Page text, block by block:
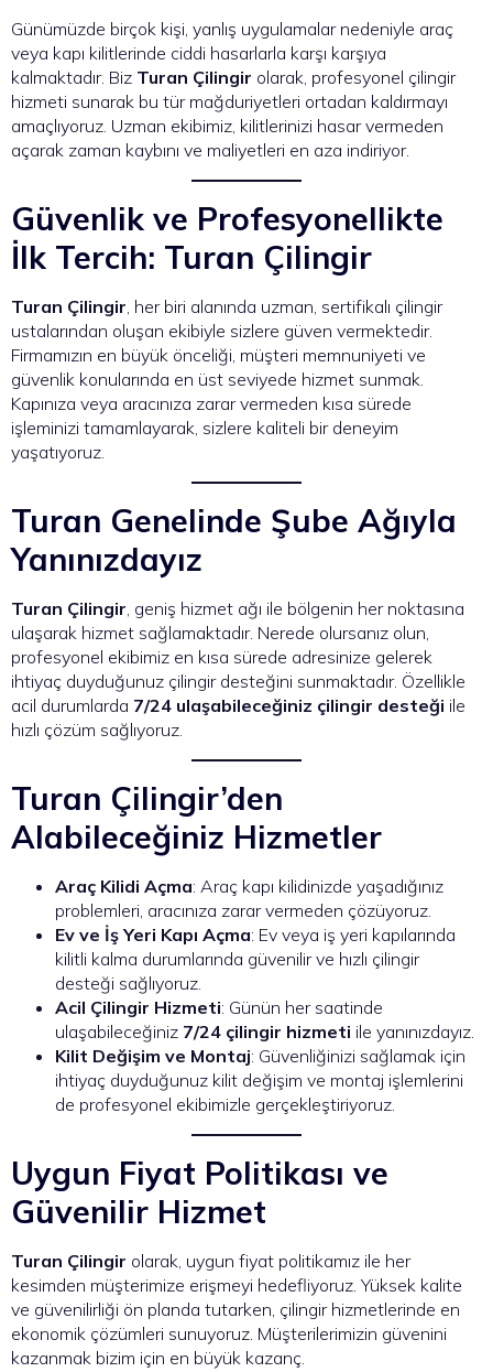
Günümüzde birçok kişi, yanlış uygulamalar nedeniyle araç
veya kapı kilitlerinde ciddi hasarlarla karşı karşıya
kalmaktadır. Biz Turan Çilingir olarak, profesyonel çilingir
hizmeti sunarak bu tür mağduriyetleri ortadan kaldırmayı
amaçlıyoruz. Uzman ekibimiz, kilitlerinizi hasar vermeden
açarak zaman kaybını ve maliyetleri en aza indiriyor.
Güvenlik ve Profesyonellikte
İlk Tercih: Turan Çilingir
Turan Çilingir , her biri alanında uzman, sertifikalı çilingir
ustalarından oluşan ekibiyle sizlere güven vermektedir.
Firmamızın en büyük önceliği, müşteri memnuniyeti ve
güvenlik konularında en üst seviyede hizmet sunmak.
Kapınıza veya aracınıza zarar vermeden kısa sürede
işleminizi tamamlayarak, sizlere kaliteli bir deneyim
yaşatıyoruz.
Turan Genelinde Şube Ağıyla
Yanınızdayız
Turan Çilingir , geniş hizmet ağı ile bölgenin her noktasına
ulaşarak hizmet sağlamaktadır. Nerede olursanız olun,
profesyonel ekibimiz en kısa sürede adresinize gelerek
ihtiyaç duyduğunuz çilingir desteğini sunmaktadır. Özellikle
acil durumlarda 7/24 ulaşabileceğiniz çilingir desteği ile
hızlı çözüm sağlıyoruz.
Turan Çilingir’den
Alabileceğiniz Hizmetler
Araç Kilidi Açma: Araç kapı kilidinizde yaşadığınız
problemleri, aracınıza zarar vermeden çözüyoruz.
Ev ve İş Yeri Kapı Açma: Ev veya iş yeri kapılarında
kilitli kalma durumlarında güvenilir ve hızlı çilingir
desteği sağlıyoruz.
Acil Çilingir Hizmeti: Günün her saatinde
ulaşabileceğiniz 7/24 çilingir hizmeti ile yanınızdayız.
Kilit Değişim ve Montaj: Güvenliğinizi sağlamak için
ihtiyaç duyduğunuz kilit değişim ve montaj işlemlerini
de profesyonel ekibimizle gerçekleştiriyoruz.
Uygun Fiyat Politikası ve
Güvenilir Hizmet
Turan Çilingir olarak, uygun fiyat politikamız ile her
kesimden müşterimize erişmeyi hedefliyoruz. Yüksek kalite
ve güvenilirliği ön planda tutarken, çilingir hizmetlerinde en
ekonomik çözümleri sunuyoruz. Müşterilerimizin güvenini
kazanmak bizim için en büyük kazanç.